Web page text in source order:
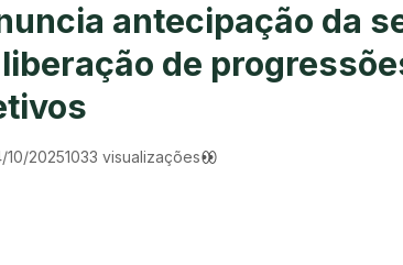
antecipação da
liberação de
10/20251033 visualizações